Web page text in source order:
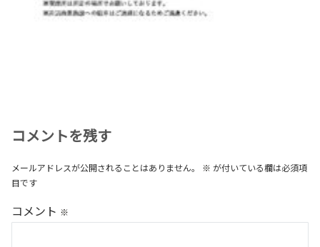
コメントを残す
メールアドレスが公開されることはありません。 ※ が付いている欄は必須項
目です
コメント ※